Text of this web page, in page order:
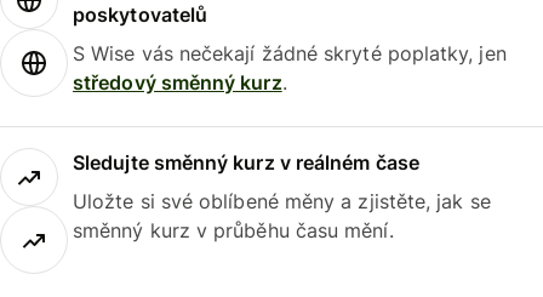
poskytovatelů
S Wise vás nečekají žádné skryté poplatky, jen
středový směnný kurz.
Sledujte směnný kurz v reálném čase
Uložte si své oblíbené měny a zjistěte, jak se
směnný kurz v průběhu času mění.